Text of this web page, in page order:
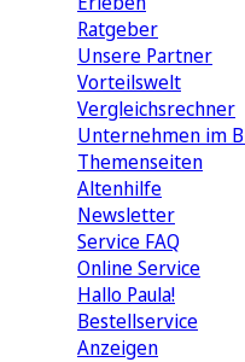
Ratgeber
Unsere Partner
Vorteilswelt
Vergleichsrechner
Unternehmen im
Themenseiten
Altenhilfe
Newsletter
Service FAQ
Online Service
Hallo Paula!
Bestellservice
Anzeigen